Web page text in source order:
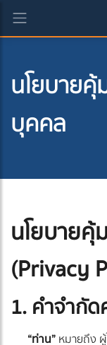
นโยบาย
บุคคล
นโยบาย
(Privacy
1. คำจำกั
“ท่าน”หมายถึง ผู้